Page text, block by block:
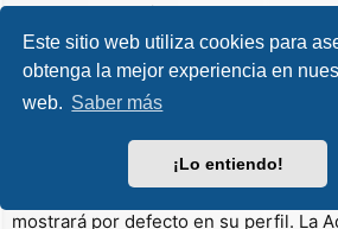
Este sitio web utiliza cookies para
obtenga la mejor experiencia en
web. Saber más
¡Lo entiendo!
color a los usuarios de un grupo para
identificación.
Arriba
¿Qué es un “Grupo de Usuarios
Si es miembro de más de un grupo
“predeterminado” para determinar
mostrará por defecto en su perfil. La